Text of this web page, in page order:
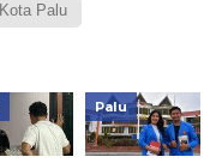
Kota Palu
Palu